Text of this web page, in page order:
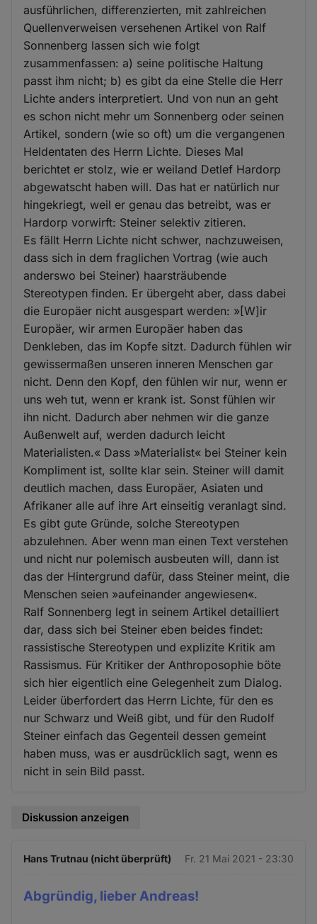
ausführlichen, differenzierten, mit zahlreichen
Quellenverweisen versehenen Artikel von Ralf
Sonnenberg lassen sich wie folgt
zusammenfassen: a) seine politische Haltung
passt ihm nicht; b) es gibt da eine Stelle die Herr
Lichte anders interpretiert. Und von nun an geht
es schon nicht mehr um Sonnenberg oder seinen
Artikel, sondern (wie so oft) um die vergangenen
Heldentaten des Herrn Lichte. Dieses Mal
berichtet er stolz, wie er weiland Detlef Hardorp
abgewatscht haben will. Das hat er natürlich nur
hingekriegt, weil er genau das betreibt, was er
Hardorp vorwirft: Steiner selektiv zitieren.
Es fällt Herrn Lichte nicht schwer, nachzuweisen,
dass sich in dem fraglichen Vortrag (wie auch
anderswo bei Steiner) haarsträubende
Stereotypen finden. Er übergeht aber, dass dabei
die Europäer nicht ausgespart werden: »[W]ir
Europäer, wir armen Europäer haben das
Denkleben, das im Kopfe sitzt. Dadurch fühlen wir
gewissermaßen unseren inneren Menschen gar
nicht. Denn den Kopf, den fühlen wir nur, wenn er
uns weh tut, wenn er krank ist. Sonst fühlen wir
ihn nicht. Dadurch aber nehmen wir die ganze
Außenwelt auf, werden dadurch leicht
Materialisten.« Dass »Materialist« bei Steiner kein
Kompliment ist, sollte klar sein. Steiner will damit
deutlich machen, dass Europäer, Asiaten und
Afrikaner alle auf ihre Art einseitig veranlagt sind.
Es gibt gute Gründe, solche Stereotypen
abzulehnen. Aber wenn man einen Text verstehen
und nicht nur polemisch ausbeuten will, dann ist
das der Hintergrund dafür, dass Steiner meint, die
Menschen seien »aufeinander angewiesen«.
Ralf Sonnenberg legt in seinem Artikel detailliert
dar, dass sich bei Steiner eben beides findet:
rassistische Stereotypen und explizite Kritik am
Rassismus. Für Kritiker der Anthroposophie böte
sich hier eigentlich eine Gelegenheit zum Dialog.
Leider überfordert das Herrn Lichte, für den es
nur Schwarz und Weiß gibt, und für den Rudolf
Steiner einfach das Gegenteil dessen gemeint
haben muss, was er ausdrücklich sagt, wenn es
nicht in sein Bild passt.
Diskussion anzeigen
Hans Trutnau (nicht überprüft) Fr. 21 Mai 2021 - 23:30
Abgründig, lieber Andreas!